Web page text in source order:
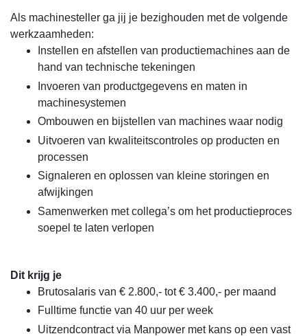
Als machinesteller ga jij je bezighouden met de volgende
werkzaamheden:
Instellen en afstellen van productiemachines aan de
hand van technische tekeningen
Invoeren van productgegevens en maten in
machinesystemen
Ombouwen en bijstellen van machines waar nodig
Uitvoeren van kwaliteitscontroles op producten en
processen
Signaleren en oplossen van kleine storingen en
afwijkingen
Samenwerken met collega’s om het productieproces
soepel te laten verlopen
Dit krijg je
Brutosalaris van € 2.800,- tot € 3.400,- per maand
Fulltime functie van 40 uur per week
Uitzendcontract via Manpower met kans op een vast